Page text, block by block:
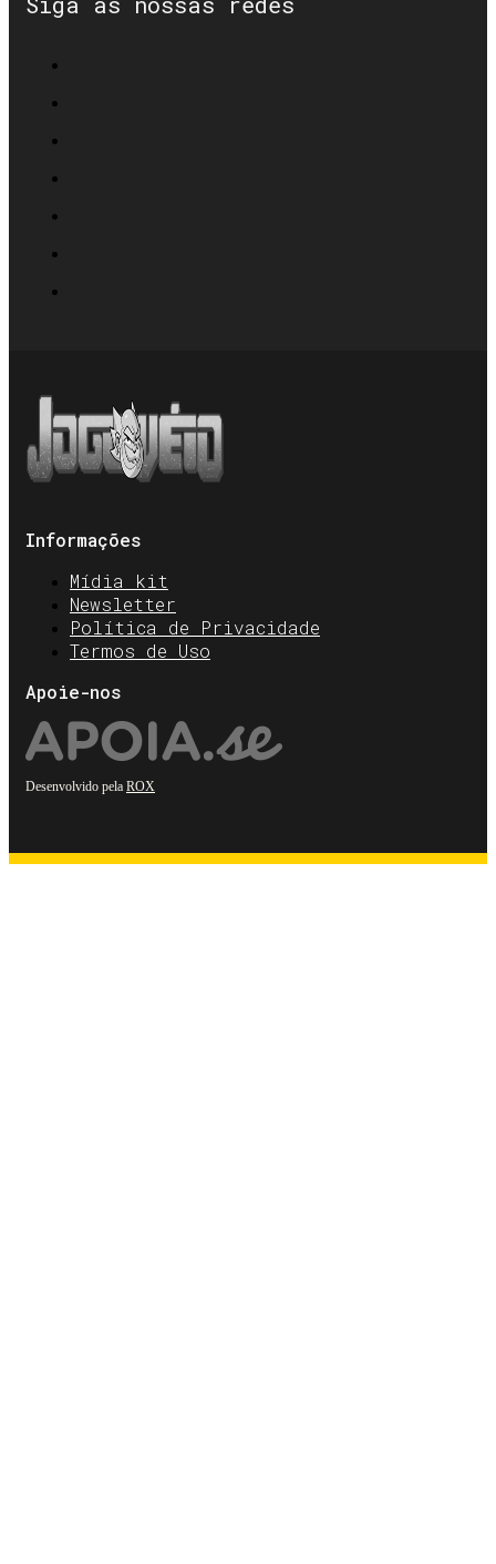
Informações
Mídia kit
Newsletter
Política de Privacidade
Termos de Uso
Apoie-nos
Desenvolvido pela ROX